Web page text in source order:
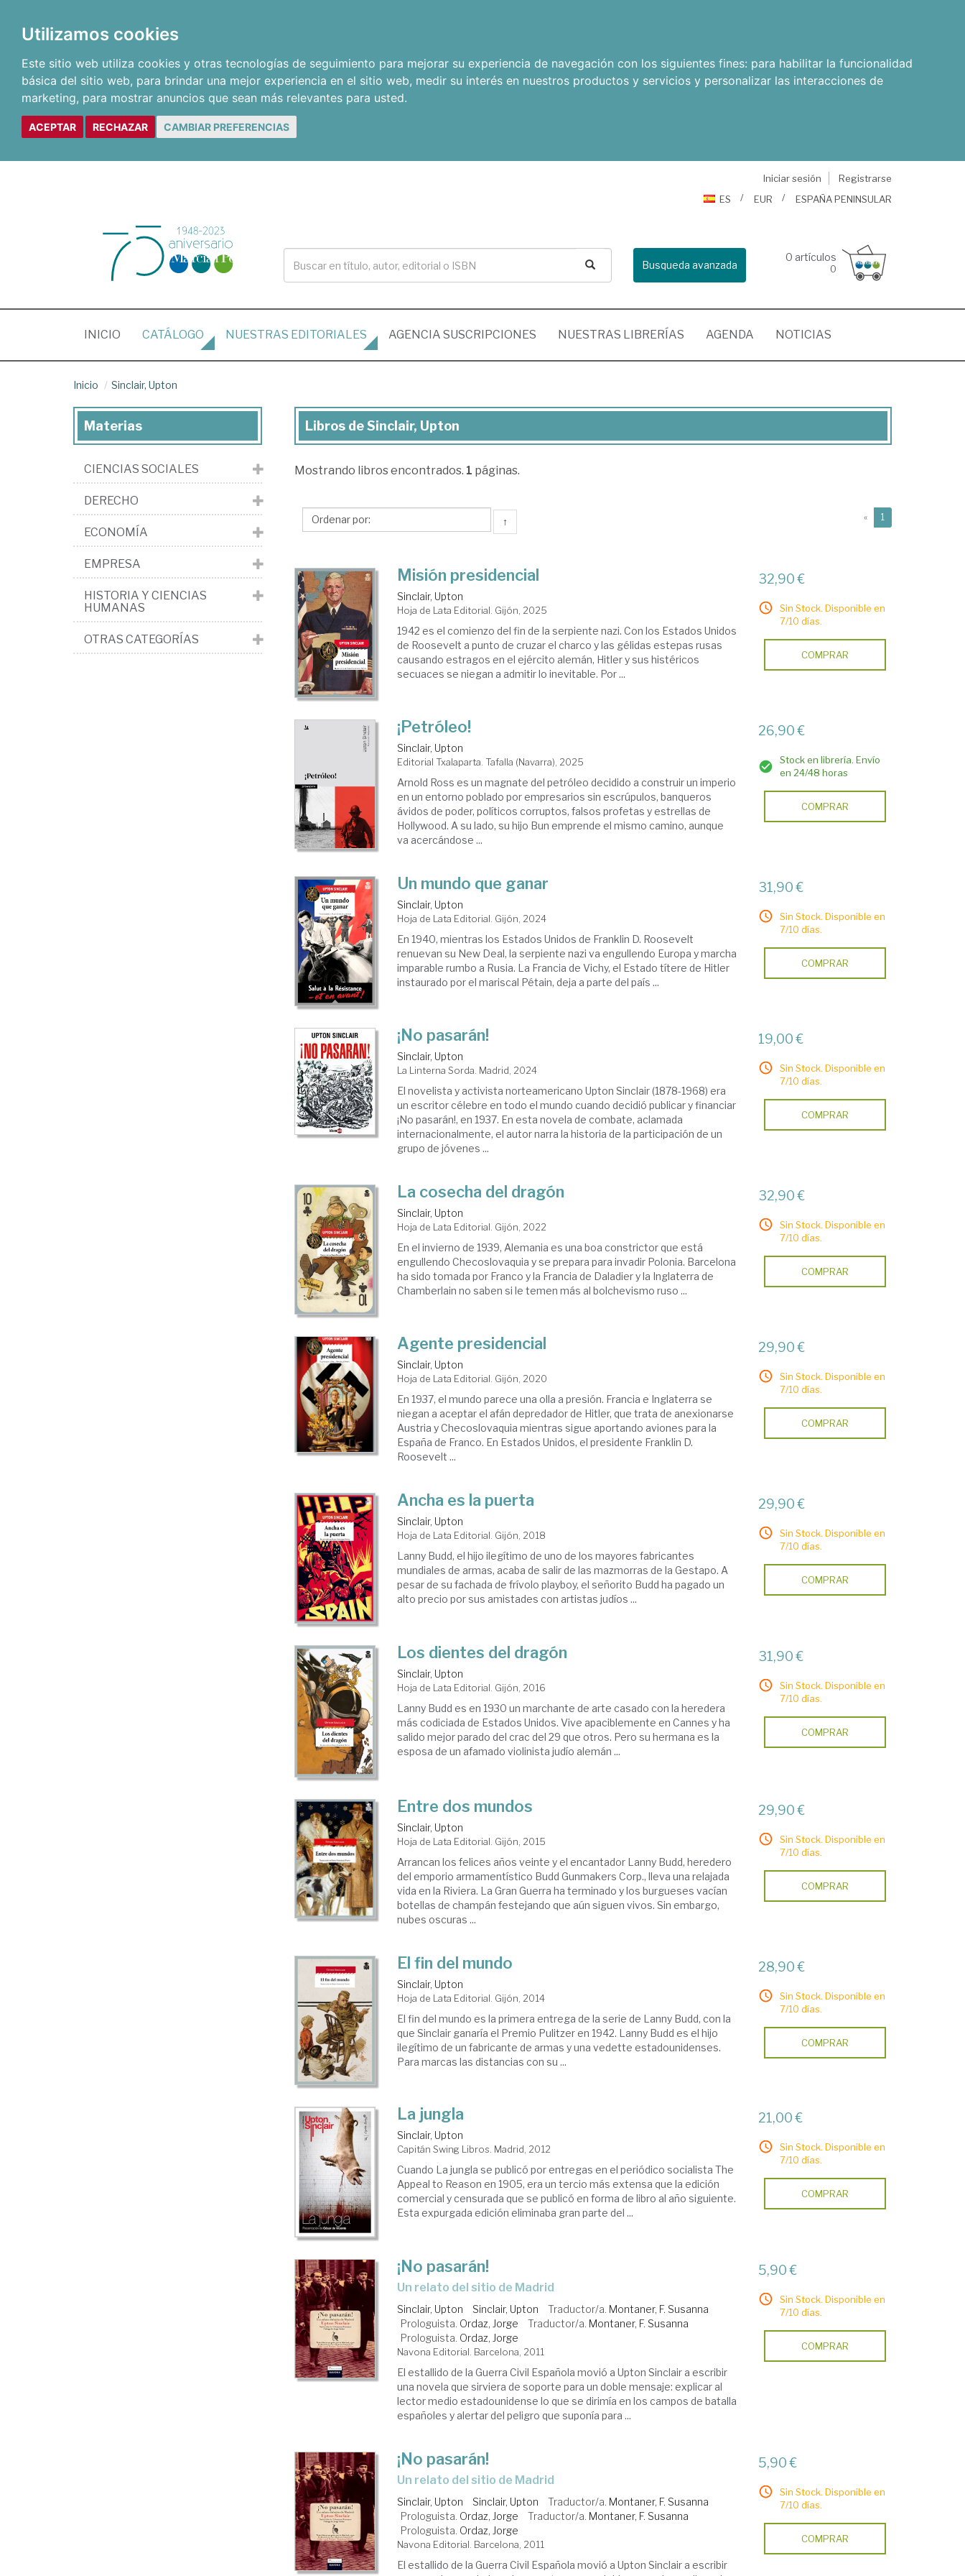
Utilizamos cookies
Este sitio web utiliza cookies y otras tecnologías de seguimiento para mejorar su experiencia de navegación con los siguientes fines: para habilitar la funcionalidad
básica del sitio web, para brindar una mejor experiencia en el sitio web, medir su interés en nuestros productos y servicios y personalizar las interacciones de
marketing, para mostrar anuncios que sean más relevantes para usted.
ACEPTAR RECHAZAR CAMBIAR PREFERENCIAS
Iniciar sesión
Registrarse
ES
EUR ESPAÑA PENINSULAR
Busqueda avanzada
0 artículos
0
INICIO (CURRENT)
CATÁLOGO NUESTRAS EDITORIALES AGENCIA SUSCRIPCIONES NUESTRAS LIBRERÍAS AGENDA NOTICIAS
Inicio Sinclair, Upton
Libros
Sinclair,
Libros de Sinclair, Upton
Mostrando libros encontrados. 1 páginas.
↑ « 1
Misión presidencial
Sinclair, Upton
Hoja de Lata Editorial. Gijón, 2025
1942 es el comienzo del fin de la serpiente nazi. Con los Estados Unidos
de Roosevelt a punto de cruzar el charco y las gélidas estepas rusas
causando estragos en el ejército alemán, Hitler y sus histéricos
secuaces se niegan a admitir lo inevitable. Por ...
32,90 €
Sin Stock. Disponible en
7/10 días.
COMPRAR
¡Petróleo!
Sinclair, Upton
Editorial Txalaparta. Tafalla (Navarra), 2025
Arnold Ross es un magnate del petróleo decidido a construir un imperio
en un entorno poblado por empresarios sin escrúpulos, banqueros
ávidos de poder, políticos corruptos, falsos profetas y estrellas de
Hollywood. A su lado, su hijo Bun emprende el mismo camino, aunque
va acercándose ...
26,90 €
Stock en librería. Envío
en 24/48 horas
COMPRAR
Un mundo que ganar
Sinclair, Upton
Hoja de Lata Editorial. Gijón, 2024
En 1940, mientras los Estados Unidos de Franklin D. Roosevelt
renuevan su New Deal, la serpiente nazi va engullendo Europa y marcha
imparable rumbo a Rusia. La Francia de Vichy, el Estado títere de Hitler
instaurado por el mariscal Pétain, deja a parte del país ...
31,90 €
Sin Stock. Disponible en
7/10 días.
COMPRAR
¡No pasarán!
Sinclair, Upton
La Linterna Sorda. Madrid, 2024
El novelista y activista norteamericano Upton Sinclair (1878-1968) era
un escritor célebre en todo el mundo cuando decidió publicar y financiar
¡No pasarán!, en 1937. En esta novela de combate, aclamada
internacionalmente, el autor narra la historia de la participación de un
grupo de jóvenes ...
19,00 €
Sin Stock. Disponible en
7/10 días.
COMPRAR
La cosecha del dragón
Sinclair, Upton
Hoja de Lata Editorial. Gijón, 2022
En el invierno de 1939, Alemania es una boa constrictor que está
engullendo Checoslovaquia y se prepara para invadir Polonia. Barcelona
ha sido tomada por Franco y la Francia de Daladier y la Inglaterra de
Chamberlain no saben si le temen más al bolchevismo ruso ...
32,90 €
Sin Stock. Disponible en
7/10 días.
COMPRAR
Agente presidencial
Sinclair, Upton
Hoja de Lata Editorial. Gijón, 2020
En 1937, el mundo parece una olla a presión. Francia e Inglaterra se
niegan a aceptar el afán depredador de Hitler, que trata de anexionarse
Austria y Checoslovaquia mientras sigue aportando aviones para la
España de Franco. En Estados Unidos, el presidente Franklin D.
Roosevelt ...
29,90 €
Sin Stock. Disponible en
7/10 días.
COMPRAR
Ancha es la puerta
Sinclair, Upton
Hoja de Lata Editorial. Gijón, 2018
Lanny Budd, el hijo ilegítimo de uno de los mayores fabricantes
mundiales de armas, acaba de salir de las mazmorras de la Gestapo. A
pesar de su fachada de frívolo playboy, el señorito Budd ha pagado un
alto precio por sus amistades con artistas judíos ...
29,90 €
Sin Stock. Disponible en
7/10 días.
COMPRAR
Los dientes del dragón
Sinclair, Upton
Hoja de Lata Editorial. Gijón, 2016
Lanny Budd es en 1930 un marchante de arte casado con la heredera
más codiciada de Estados Unidos. Vive apaciblemente en Cannes y ha
salido mejor parado del crac del 29 que otros. Pero su hermana es la
esposa de un afamado violinista judío alemán ...
31,90 €
Sin Stock. Disponible en
7/10 días.
COMPRAR
Entre dos mundos
Sinclair, Upton
Hoja de Lata Editorial. Gijón, 2015
Arrancan los felices años veinte y el encantador Lanny Budd, heredero
del emporio armamentístico Budd Gunmakers Corp., lleva una relajada
vida en la Riviera. La Gran Guerra ha terminado y los burgueses vacían
botellas de champán festejando que aún siguen vivos. Sin embargo,
nubes oscuras ...
29,90 €
Sin Stock. Disponible en
7/10 días.
COMPRAR
El fin del mundo
Sinclair, Upton
Hoja de Lata Editorial. Gijón, 2014
El fin del mundo es la primera entrega de la serie de Lanny Budd, con la
que Sinclair ganaría el Premio Pulitzer en 1942. Lanny Budd es el hijo
ilegítimo de un fabricante de armas y una vedette estadounidenses.
Para marcas las distancias con su ...
28,90 €
Sin Stock. Disponible en
7/10 días.
COMPRAR
La jungla
Sinclair, Upton
Capitán Swing Libros. Madrid, 2012
Cuando La jungla se publicó por entregas en el periódico socialista The
Appeal to Reason en 1905, era un tercio más extensa que la edición
comercial y censurada que se publicó en forma de libro al año siguiente.
Esta expurgada edición eliminaba gran parte del ...
21,00 €
Sin Stock. Disponible en
7/10 días.
COMPRAR
¡No pasarán!
un relato del sitio de Madrid
Sinclair, Upton Sinclair, Upton Traductor/a. Montaner, F. Susanna
Prologuista. Ordaz, Jorge Traductor/a. Montaner, F. Susanna
Prologuista. Ordaz, Jorge
Navona Editorial. Barcelona, 2011
El estallido de la Guerra Civil Española movió a Upton Sinclair a escribir
una novela que sirviera de soporte para un doble mensaje: explicar al
lector medio estadounidense lo que se dirimía en los campos de batalla
españoles y alertar del peligro que suponía para ...
5,90 €
Sin Stock. Disponible en
7/10 días.
COMPRAR
¡No pasarán!
un relato del sitio de Madrid
Sinclair, Upton Sinclair, Upton Traductor/a. Montaner, F. Susanna
Prologuista. Ordaz, Jorge Traductor/a. Montaner, F. Susanna
Prologuista. Ordaz, Jorge
Navona Editorial. Barcelona, 2011
El estallido de la Guerra Civil Española movió a Upton Sinclair a escribir
5,90 €
Sin Stock. Disponible en
7/10 días.
COMPRAR
Materias
CIENCIAS SOCIALES
DERECHO
ECONOMÍA
EMPRESA
HISTORIA Y CIENCIAS
HUMANAS
OTRAS CATEGORÍAS